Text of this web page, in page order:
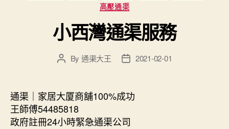
高壓通渠
小西灣通渠服務
PostBy 通渠大王
Post2021-02-01
通渠｜家居大厦商舖100%成功
王師傅54485818
政府註冊24小時緊急通渠公司